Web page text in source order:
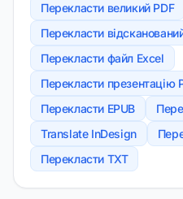
Перекласти великий PDF
Перекласти
Перекласти файл Excel
Перекласти презентацію
Перекласти EPUB
Translate InDesign
Перекласти TXT